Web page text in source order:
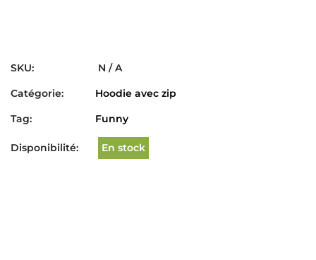
SKU:
N / A
Catégorie:
Hoodie avec zip
Tag:
Funny
Disponibilité: En stock